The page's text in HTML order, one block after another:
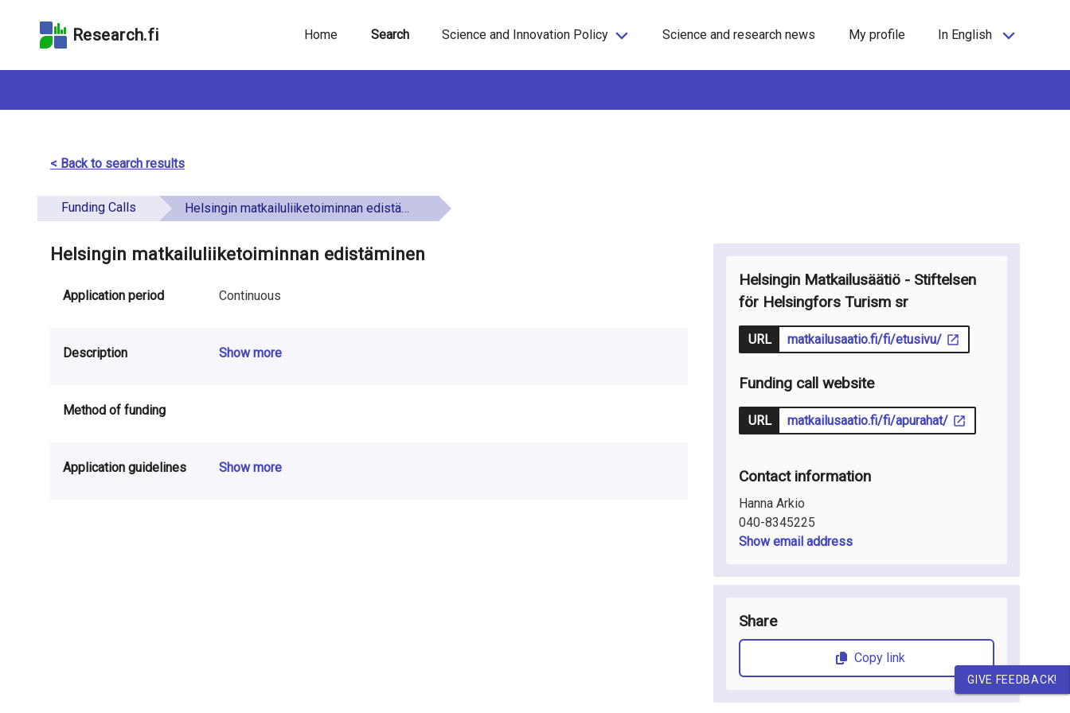
to the
search
the
Research.fi Home Search Science and Innovation Policy Science and research news My profile In English
< Back to search results
Funding Calls Helsingin matkailuliiketoiminnan edistäminen
Helsingin matkailuliiketoiminnan edistäminen
Application period Continuous
Description Show more
Method of funding
Application guidelines Show more
Helsingin Matkailusäätiö - Stiftelsen
för Helsingfors Turism sr
URL matkailusaatio.fi/fi/etusivu/
Funding call website
URL matkailusaatio.fi/fi/apurahat/
Contact information
Hanna Arkio
040-8345225
Show email address
Share
Copy link
GIVE FEEDBACK!